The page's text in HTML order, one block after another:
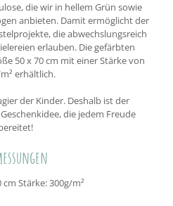
die wir in hellem Grün sowie
anbieten. Damit ermöglicht der
die abwechslungsreich
erlauben. Die gefärbten
50 x 70 cm mit einer Stärke von
erhältlich.
der Kinder. Deshalb ist der
die jedem Freude
cm Stärke: 300g/m²